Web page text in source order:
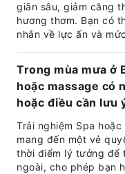
giãn sâu, giảm căng
hương thơm. Bạn có
nhân về lực ấn và
Trong mùa mưa ở
hoặc massage có
hoặc điều cần lưu
Trải nghiệm Spa
mang đến một vẻ
thời điểm lý tưởng để
ngoài, cho phép bạn